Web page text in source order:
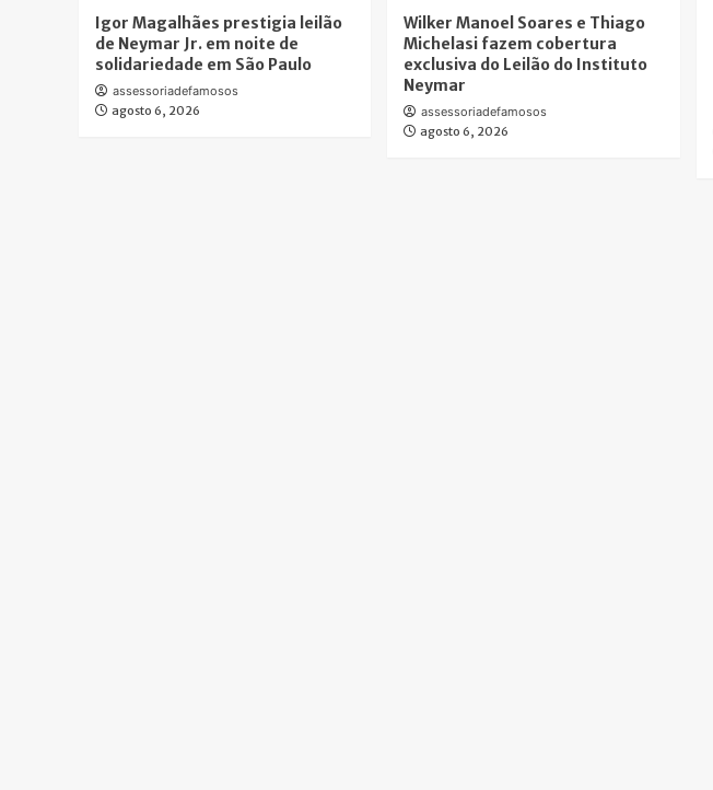
Igor Magalhães prestigia leilão
de Neymar Jr. em noite de
solidariedade em São Paulo
assessoriadefamosos
agosto 6, 2026
Wilker Manoel Soares e Thiago
Michelasi fazem cobertura
exclusiva do Leilão do Instituto
Neymar
assessoriadefamosos
agosto 6, 2026